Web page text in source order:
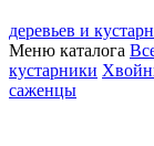
деревьев и
Меню каталога
кустарники
саженцы